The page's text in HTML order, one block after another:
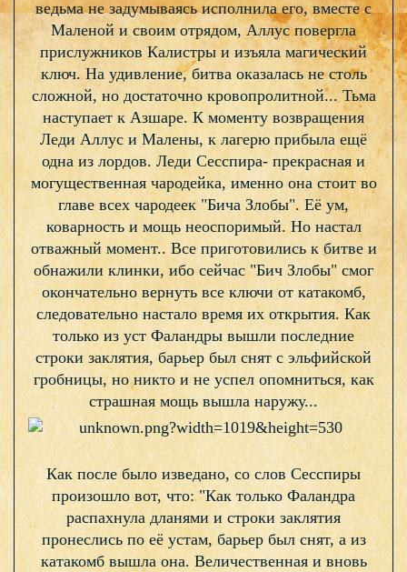
ведьма не задумываясь исполнила его, вместе с
Маленой и своим отрядом, Аллус повергла
прислужников Калистры и изъяла магический
ключ. На удивление, битва оказалась не столь
сложной, но достаточно кровопролитной... Тьма
наступает к Азшаре. К моменту возвращения
Леди Аллус и Малены, к лагерю прибыла ещё
одна из лордов. Леди Сесспира- прекрасная и
могущественная чародейка, именно она стоит во
главе всех чародеек "Бича Злобы". Её ум,
коварность и мощь неоспоримый. Но настал
отважный момент.. Все приготовились к битве и
обнажили клинки, ибо сейчас "Бич Злобы" смог
окончательно вернуть все ключи от катакомб,
следовательно настало время их открытия. Как
только из уст Фаландры вышли последние
строки заклятия, барьер был снят с эльфийской
гробницы, но никто и не успел опомниться, как
страшная мощь вышла наружу...
Как после было изведано, со слов Сесспиры
произошло вот, что: "Как только Фаландра
распахнула дланями и строки заклятия
пронеслись по её устам, барьер был снят, а из
катакомб вышла она. Величественная и вновь